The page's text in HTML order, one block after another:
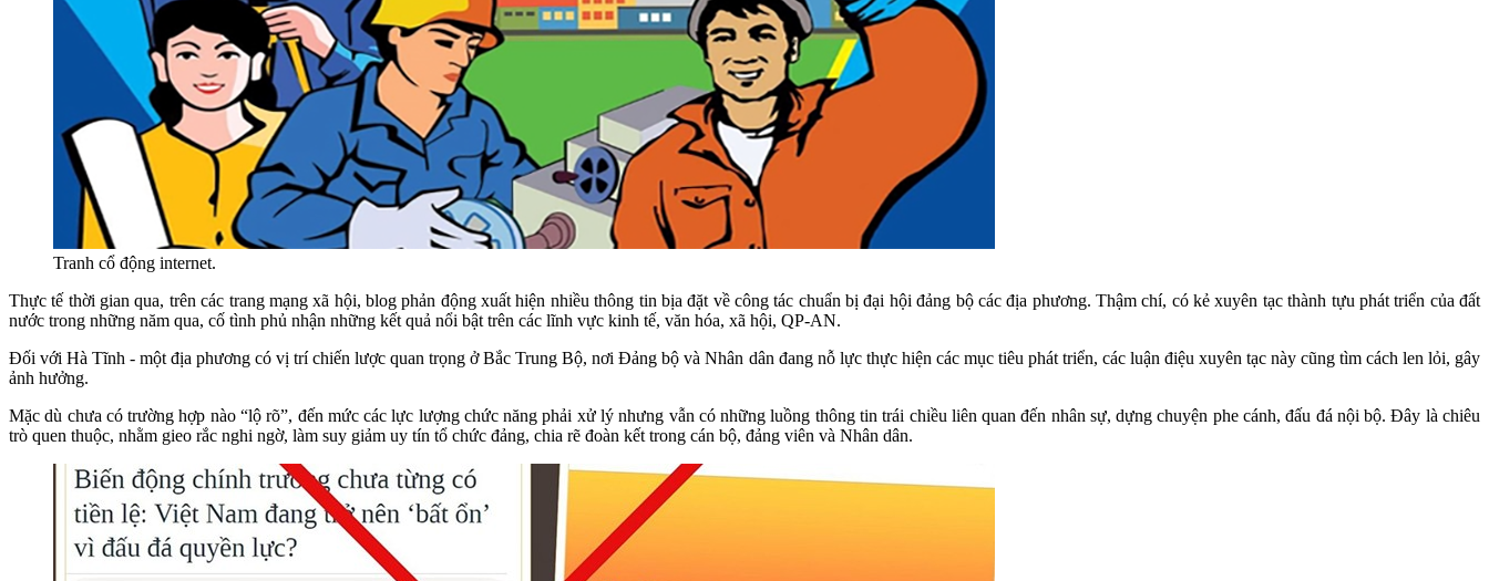
Tranh cổ động internet.
Thực tế thời gian qua, trên các trang mạng xã hội, blog phản động xuất hiện nhiều thông tin bịa đặt về công tác chuẩn bị đại hội đảng bộ các địa phương. Thậm chí, có kẻ xuyên tạc thành tựu phát triển của đất
nước trong những năm qua, cố tình phủ nhận những kết quả nổi bật trên các lĩnh vực kinh tế, văn hóa, xã hội, QP-AN.
Đối với Hà Tĩnh - một địa phương có vị trí chiến lược quan trọng ở Bắc Trung Bộ, nơi Đảng bộ và Nhân dân đang nỗ lực thực hiện các mục tiêu phát triển, các luận điệu xuyên tạc này cũng tìm cách len lỏi, gây
ảnh hưởng.
Mặc dù chưa có trường hợp nào “lộ rõ”, đến mức các lực lượng chức năng phải xử lý nhưng vẫn có những luồng thông tin trái chiều liên quan đến nhân sự, dựng chuyện phe cánh, đấu đá nội bộ. Đây là chiêu
trò quen thuộc, nhằm gieo rắc nghi ngờ, làm suy giảm uy tín tổ chức đảng, chia rẽ đoàn kết trong cán bộ, đảng viên và Nhân dân.